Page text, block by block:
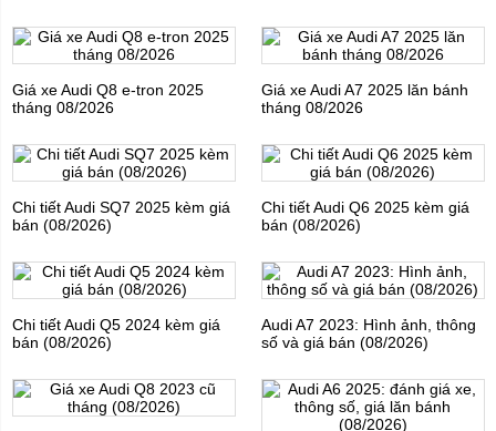
Giá xe Audi Q8 e-tron 2025
tháng 08/2026
Giá xe Audi A7 2025 lăn bánh
tháng 08/2026
Chi tiết Audi SQ7 2025 kèm giá
bán (08/2026)
Chi tiết Audi Q6 2025 kèm giá
bán (08/2026)
Chi tiết Audi Q5 2024 kèm giá
bán (08/2026)
Audi A7 2023: Hình ảnh, thông
số và giá bán (08/2026)